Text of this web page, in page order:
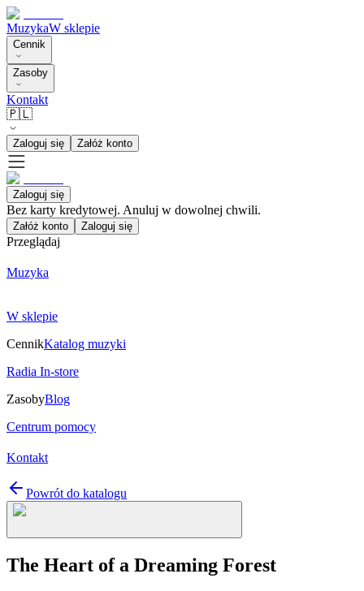
MuzykaW sklepie
Cennik
Zasoby
Kontakt
🇵🇱
Zaloguj się Załóż konto
Zaloguj się
Bez karty kredytowej. Anuluj w dowolnej chwili.
Załóż konto Zaloguj się
Przeglądaj
Muzyka
W sklepie
CennikKatalog muzyki
Radia In-store
ZasobyBlog
Centrum pomocy
Kontakt
Powrót do katalogu
The Heart of a Dreaming Forest